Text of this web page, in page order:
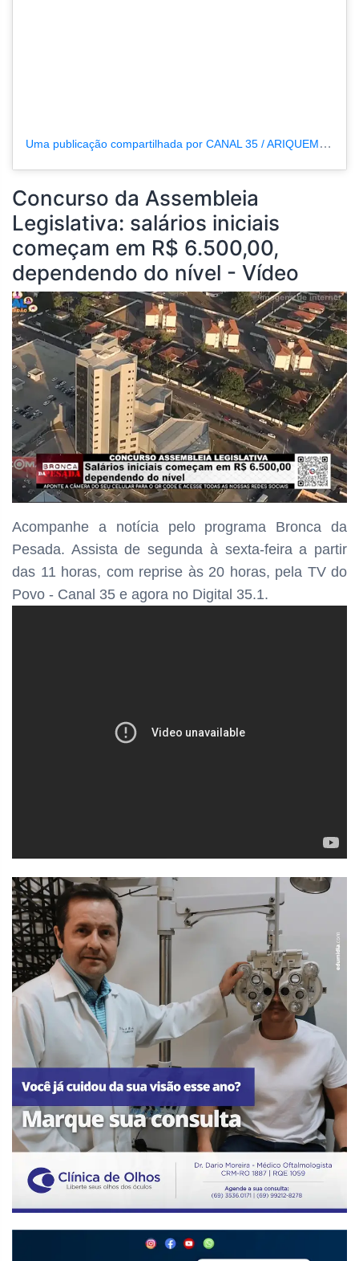
Uma publicação compartilhada por CANAL 35 / ARIQUEMES190 (@tvpcanal35)
Concurso da Assembleia
Legislativa: salários iniciais
começam em R$ 6.500,00,
dependendo do nível - Vídeo
Acompanhe a notícia pelo programa Bronca da
Pesada. Assista de segunda à sexta-feira a partir
das 11 horas, com reprise às 20 horas, pela TV do
Povo - Canal 35 e agora no Digital 35.1.